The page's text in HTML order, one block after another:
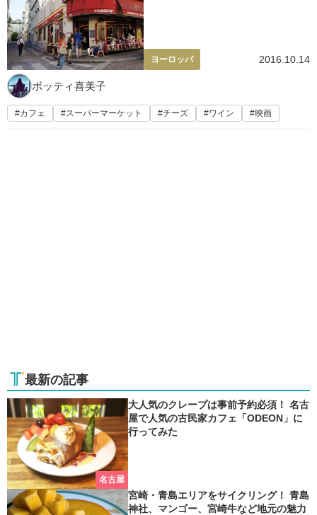
ヨーロッパ 2016.10.14
ボッティ喜美子
カフェ スーパーマーケット チーズ ワイン 映画
最新の記事
名古屋
大人気のクレープは事前予約必須！ 名古
屋で人気の古民家カフェ「ODEON」に
行ってみた
宮崎・青島エリアをサイクリング！ 青島
神社、マンゴー、宮崎牛など地元の魅力